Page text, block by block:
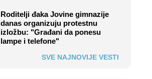
Roditelji đaka Jovine gimnazije
danas organizuju protestnu
izložbu: "Građani da ponesu
lampe i telefone"
SVE NAJNOVIJE VESTI